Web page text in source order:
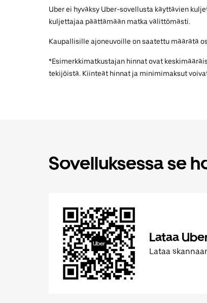
Uber ei hyväksy Uber-sovellusta käyttävien
kuljettajaa päättämään matka välittömästi.
Kaupallisille ajoneuvoille on saatettu määrätä
*Esimerkkimatkustajan hinnat ovat
tekijöistä. Kiinteät hinnat ja minimimaksut
Sovelluksessa se
Lataa
Lataa